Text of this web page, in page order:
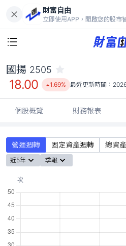
財富自由
立即使用APP，開啟您的股市
18.00
1.69%
國揚 2505
18.00 1.69% 最近更新時間：
個股概覽 財務報表
營運週轉 固定資產週轉 總資
近5年 季報